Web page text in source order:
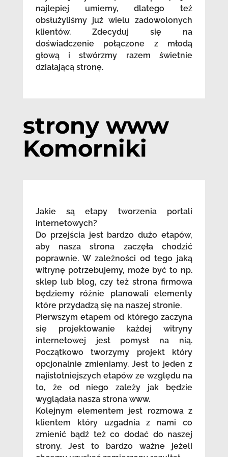
najlepiej umiemy, dlatego też
obsłużyliśmy już wielu zadowolonych
klientów. Zdecyduj się na
doświadczenie połączone z młodą
głową i stwórzmy razem świetnie
działającą stronę.
strony www
Komorniki
Jakie są etapy tworzenia portali
internetowych?
Do przejścia jest bardzo dużo etapów,
aby nasza strona zaczęła chodzić
poprawnie. W zależności od tego jaką
witrynę potrzebujemy, może być to np.
sklep lub blog, czy też strona firmowa
będziemy różnie planowali elementy
które przydadzą się na naszej stronie.
Pierwszym etapem od którego zaczyna
się projektowanie każdej witryny
internetowej jest pomysł na nią.
Początkowo tworzymy projekt który
opcjonalnie zmieniamy. Jest to jeden z
najistotniejszych etapów ze względu na
to, że od niego zależy jak będzie
wyglądała nasza strona www.
Kolejnym elementem jest rozmowa z
klientem który uzgadnia z nami co
zmienić bądź też co dodać do naszej
strony. Jest to bardzo ważne jeżeli